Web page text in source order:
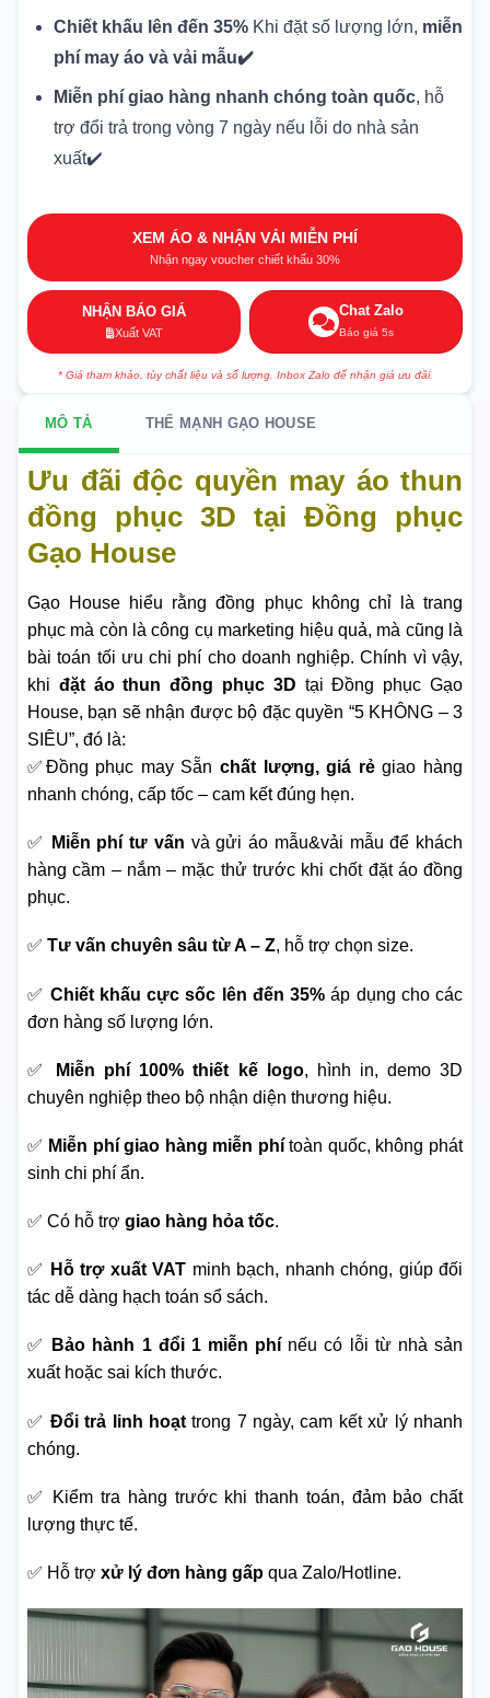
Chiết khấu lên đến 35% Khi đặt số lượng lớn, miễn
phí may áo và vải mẫu✔️
Miễn phí giao hàng nhanh chóng toàn quốc, hỗ
trợ đổi trả trong vòng 7 ngày nếu lỗi do nhà sản
xuất✔️
XEM ÁO & NHẬN VẢI MIỄN PHÍ
Nhận ngay voucher chiết khấu 30%
NHẬN BÁO GIÁ
Xuất VAT
Chat Zalo
Báo giá 5s
* Giá tham khảo, tùy chất liệu và số lượng. Inbox Zalo để nhận giá ưu đãi.
MÔ TẢ THẾ MẠNH GẠO HOUSE
Ưu đãi độc quyền may áo thun
đồng phục 3D tại Đồng phục
Gạo House
Gạo House hiểu rằng đồng phục không chỉ là trang
phục mà còn là công cụ marketing hiệu quả, mà cũng là
bài toán tối ưu chi phí cho doanh nghiệp. Chính vì vậy,
khi đặt áo thun đồng phục 3D tại Đồng phục Gạo
House, bạn sẽ nhận được bộ đặc quyền “5 KHÔNG – 3
SIÊU”, đó là:
✅Đồng phục may Sẵn chất lượng, giá rẻgiao hàng
nhanh chóng, cấp tốc – cam kết đúng hẹn.
✅ Miễn phí tư vấn và gửi áo mẫu&vải mẫu để khách
hàng cầm – nắm – mặc thử trước khi chốt đặt áo đồng
phục.
✅ Tư vấn chuyên sâu từ A – Z, hỗ trợ chọn size.
✅ Chiết khấu cực sốc lên đến 35% áp dụng cho các
đơn hàng số lượng lớn.
✅ Miễn phí 100% thiết kế logo, hình in, demo 3D
chuyên nghiệp theo bộ nhận diện thương hiệu.
✅ Miễn phí giao hàng miễn phítoàn quốc, không phát
sinh chi phí ẩn.
✅ Có hỗ trợ giao hàng hỏa tốc.
✅ Hỗ trợ xuất VAT minh bạch, nhanh chóng, giúp đối
tác dễ dàng hạch toán sổ sách.
✅ Bảo hành 1 đổi 1 miễn phí nếu có lỗi từ nhà sản
xuất hoặc sai kích thước.
✅ Đổi trả linh hoạttrong 7 ngày, cam kết xử lý nhanh
chóng.
✅ Kiểm tra hàng trước khi thanh toán, đảm bảo chất
lượng thực tế.
✅ Hỗ trợ xử lý đơn hàng gấp qua Zalo/Hotline.